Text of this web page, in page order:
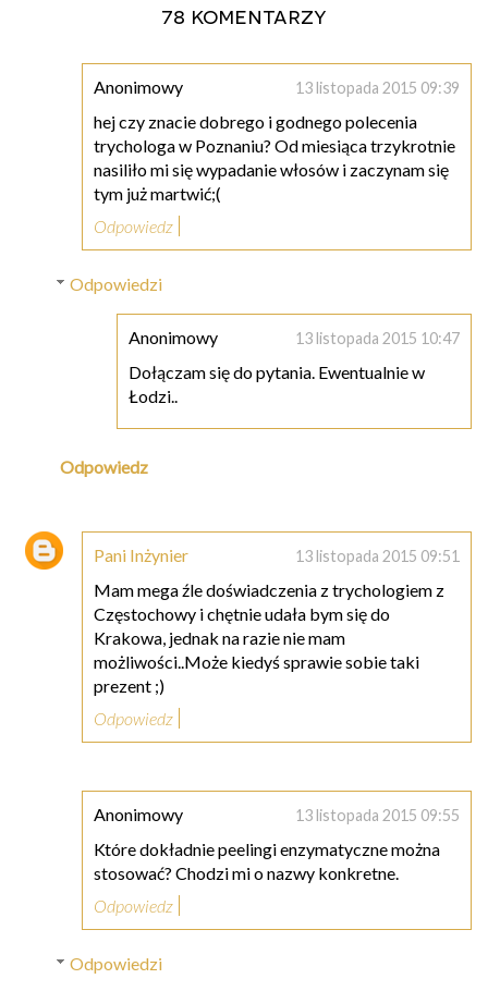
78 komentarzy
Anonimowy 13 listopada 2015 09:39
hej czy znacie dobrego i godnego polecenia
trychologa w Poznaniu? Od miesiąca trzykrotnie
nasiliło mi się wypadanie włosów i zaczynam się
tym już martwić;(
Odpowiedz
Odpowiedzi
Anonimowy 13 listopada 2015 10:47
Dołączam się do pytania. Ewentualnie w
Łodzi..
Odpowiedz
Pani Inżynier 13 listopada 2015 09:51
Mam mega źle doświadczenia z trychologiem z
Częstochowy i chętnie udała bym się do
Krakowa, jednak na razie nie mam
możliwości..Może kiedyś sprawie sobie taki
prezent ;)
Odpowiedz
Anonimowy 13 listopada 2015 09:55
Które dokładnie peelingi enzymatyczne można
stosować? Chodzi mi o nazwy konkretne.
Odpowiedz
Odpowiedzi